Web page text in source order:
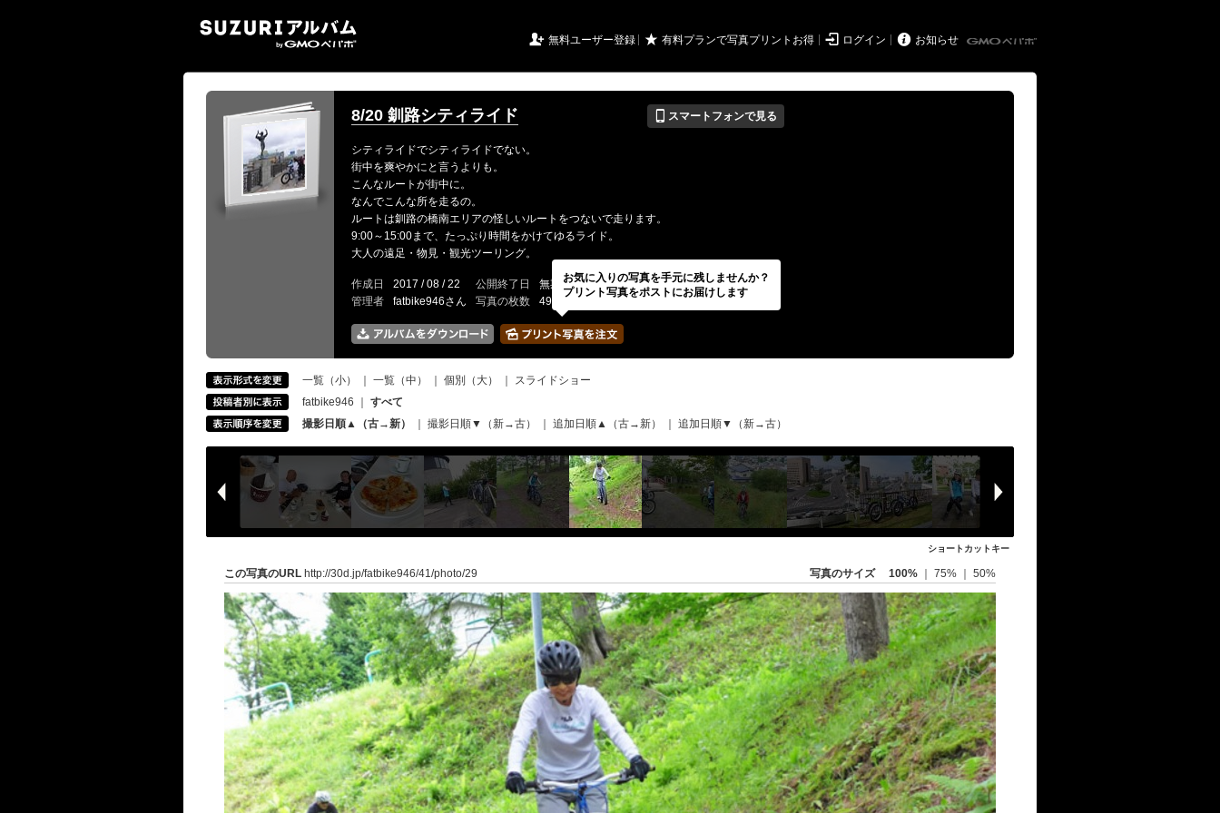
 無料ユーザー登録 ★ 有料プランで写真プリントお得  ログイン  お知らせ
8/20 釧路シティライド 📱 スマートフォンで見る
シティライドでシティライドでない。
街中を爽やかにと言うよりも。
こんなルートが街中に。
なんでこんな所を走るの。
ルートは釧路の橋南エリアの怪しいルートをつないで走ります。
9:00～15:00まで、たっぷり時間をかけてゆるライド。
大人の遠足・物見・観光ツーリング。
作成日 2017 / 08 / 22 公開終了日 無期限 イベントの期間
---
管理者
fatbike946さん 写真の枚数 49 / 2000枚
一覧（小） 一覧（中） 個別（大）
スライドショー
fatbike946
すべて
撮影日順▲（古→新）
撮影日順▼（新→古） 追加日順▲（古→新） 追加日順▼（新→古）
ショートカットキー
この写真のURL http://30d.jp/fatbike946/41/photo/29 写真のサイズ 100% 75% 50%
お気に入りの写真を手元に残しませんか？
プリント写真をポストにお届けします